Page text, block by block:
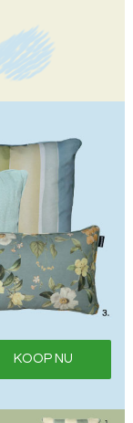
KOOP NU